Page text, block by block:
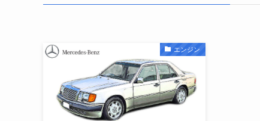
エンジン